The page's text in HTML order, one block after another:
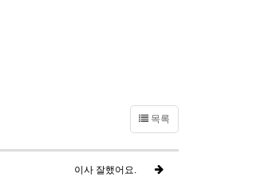
목록
이사 잘했어요.